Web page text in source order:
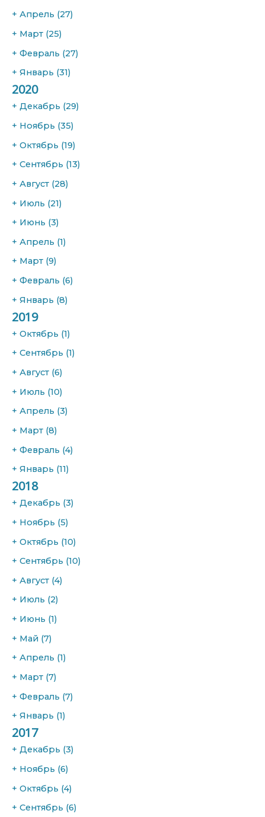
+ Апрель (27)
+ Март (25)
+ Февраль (27)
+ Январь (31)
2020
+ Декабрь (29)
+ Ноябрь (35)
+ Октябрь (19)
+ Сентябрь (13)
+ Август (28)
+ Июль (21)
+ Июнь (3)
+ Апрель (1)
+ Март (9)
+ Февраль (6)
+ Январь (8)
2019
+ Октябрь (1)
+ Сентябрь (1)
+ Август (6)
+ Июль (10)
+ Апрель (3)
+ Март (8)
+ Февраль (4)
+ Январь (11)
2018
+ Декабрь (3)
+ Ноябрь (5)
+ Октябрь (10)
+ Сентябрь (10)
+ Август (4)
+ Июль (2)
+ Июнь (1)
+ Май (7)
+ Апрель (1)
+ Март (7)
+ Февраль (7)
+ Январь (1)
2017
+ Декабрь (3)
+ Ноябрь (6)
+ Октябрь (4)
+ Сентябрь (6)